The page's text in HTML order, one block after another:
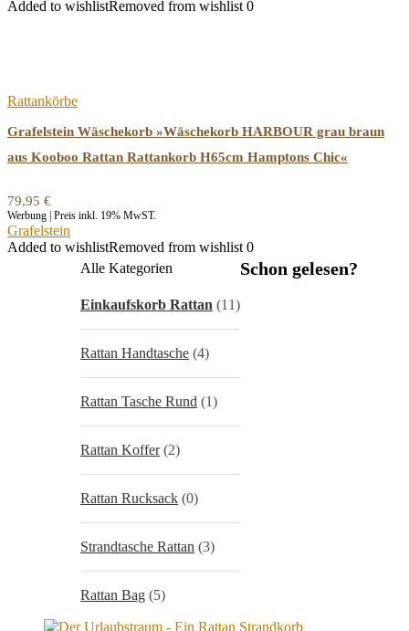
Added to wishlistRemoved from wishlist 0
Rattankörbe
Grafelstein Wäschekorb »Wäschekorb HARBOUR grau braun
aus Kooboo Rattan Rattankorb H65cm Hamptons Chic«
79,95 €
Werbung | Preis inkl. 19% MwST.
Grafelstein
Added to wishlistRemoved from wishlist 0
Alle Kategorien
Einkaufskorb Rattan (11)
Rattan Handtasche (4)
Rattan Tasche Rund (1)
Rattan Koffer (2)
Rattan Rucksack (0)
Strandtasche Rattan (3)
Rattan Bag (5)
Schon gelesen?